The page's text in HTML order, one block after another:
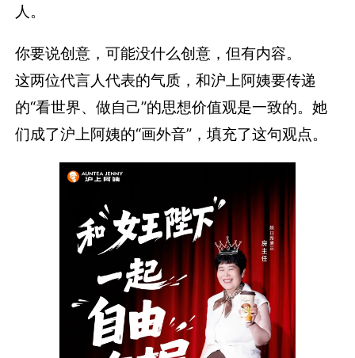
人。
你要说创意，可能没什么创意，但有内容。
这两位代言人代表的气质，和沪上阿姨要传递
的“看世界、做自己”的思想价值观是一致的。她
们成了沪上阿姨的“画外音”，填充了这句观点。